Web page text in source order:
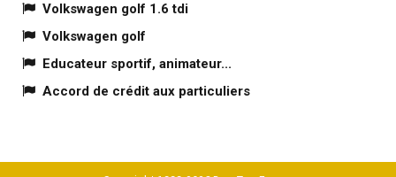
Volkswagen golf 1.6 tdi
Volkswagen golf
Educateur sportif, animateur...
Accord de crédit aux particuliers